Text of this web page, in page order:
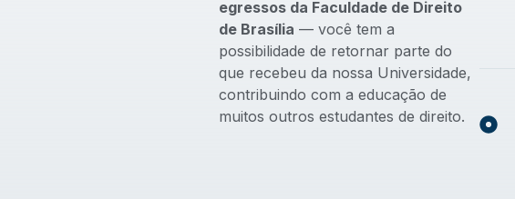
egressos da Faculdade de Direito
de Brasília — você tem a
possibilidade de retornar parte do
que recebeu da nossa Universidade,
contribuindo com a educação de
muitos outros estudantes de direito.